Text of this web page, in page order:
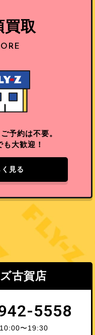
買取
予約は不要。
も大歓迎！
見る
古賀店
5558
〜19:30